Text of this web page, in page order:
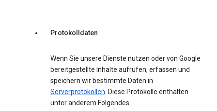
Protokolldaten
Wenn Sie unsere Dienste nutzen oder von Google
bereitgestellte Inhalte aufrufen, erfassen und
speichern wir bestimmte Daten in
Serverprotokollen. Diese Protokolle enthalten
unter anderem Folgendes: